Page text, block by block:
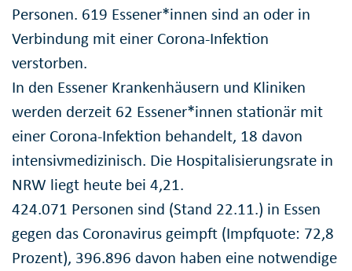
Personen. 619 Essener*innen sind an oder in
Verbindung mit einer Corona-Infektion
verstorben.
In den Essener Krankenhäusern und Kliniken
werden derzeit 62 Essener*innen stationär mit
einer Corona-Infektion behandelt, 18 davon
intensivmedizinisch. Die Hospitalisierungsrate in
NRW liegt heute bei 4,21.
424.071 Personen sind (Stand 22.11.) in Essen
gegen das Coronavirus geimpft (Impfquote: 72,8
Prozent), 396.896 davon haben eine notwendige